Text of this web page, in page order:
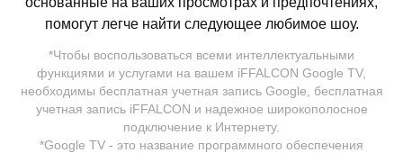
помогут легче найти следующее любимое шоу.
*Чтобы воспользоваться всеми интеллектуальными
функциями и услугами на вашем iFFALCON Google TV,
необходимы бесплатная учетная запись Google, бесплатная
учетная запись iFFALCON и надежное широкополосное
подключение к Интернету.
*Google TV - это название программного обеспечения
Теперь ваш телевизор полезен, как никогда. Спросите
у Google о погоде, результатах соревнований и о
многом другом, и вы получите ответ прямо но своем
экране. Просматривайте и управляйте совместимыми
устройствами умного дома с помощью голоса.
Мы поддерживаем вашу заботу о детях. Вам больше
не придется беспокоиться: активируйте Детский
профиль, чтобы открыть увлекательный и
дружелюбный контент, и подарите своим детям
безопасную цифровую игровую площадку. Защитите
своих детей от потенциально вредного контента.